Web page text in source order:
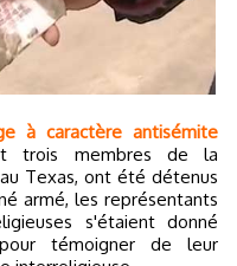
à caractère antisémite
trois membres de la
Texas, ont été détenus
armé, les représentants
s'étaient donné
témoigner de leur